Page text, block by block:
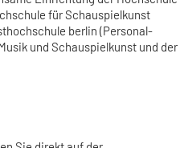
für Schauspielkunst
berlin (Personal-
und Schauspielkunst und der